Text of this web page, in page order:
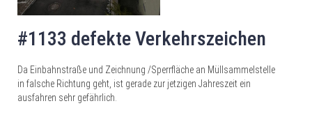
#1133 defekte Verkehrszeichen
Da Einbahnstraße und Zeichnung /Sperrfläche an Müllsammelstelle
in falsche Richtung geht, ist gerade zur jetzigen Jahreszeit ein
ausfahren sehr gefährlich.